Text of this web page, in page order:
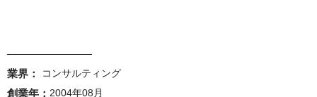
────────────
業界： コンサルティング
創業年： 2004年08月